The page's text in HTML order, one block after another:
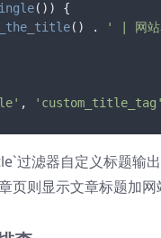
()) {
() . ' | 网站
, 'custom_title_tag'
过滤器自定义标题输
页则显示文章标题加网